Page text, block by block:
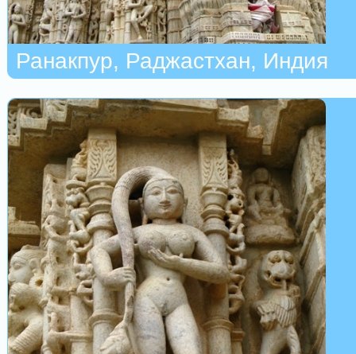
Ранакпур, Раджастхан, Индия